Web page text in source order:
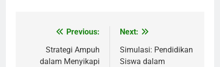
navigation
Previous:
Strategi Ampuh
dalam Menyikapi
Next:
Simulasi: Pendidikan
Siswa dalam